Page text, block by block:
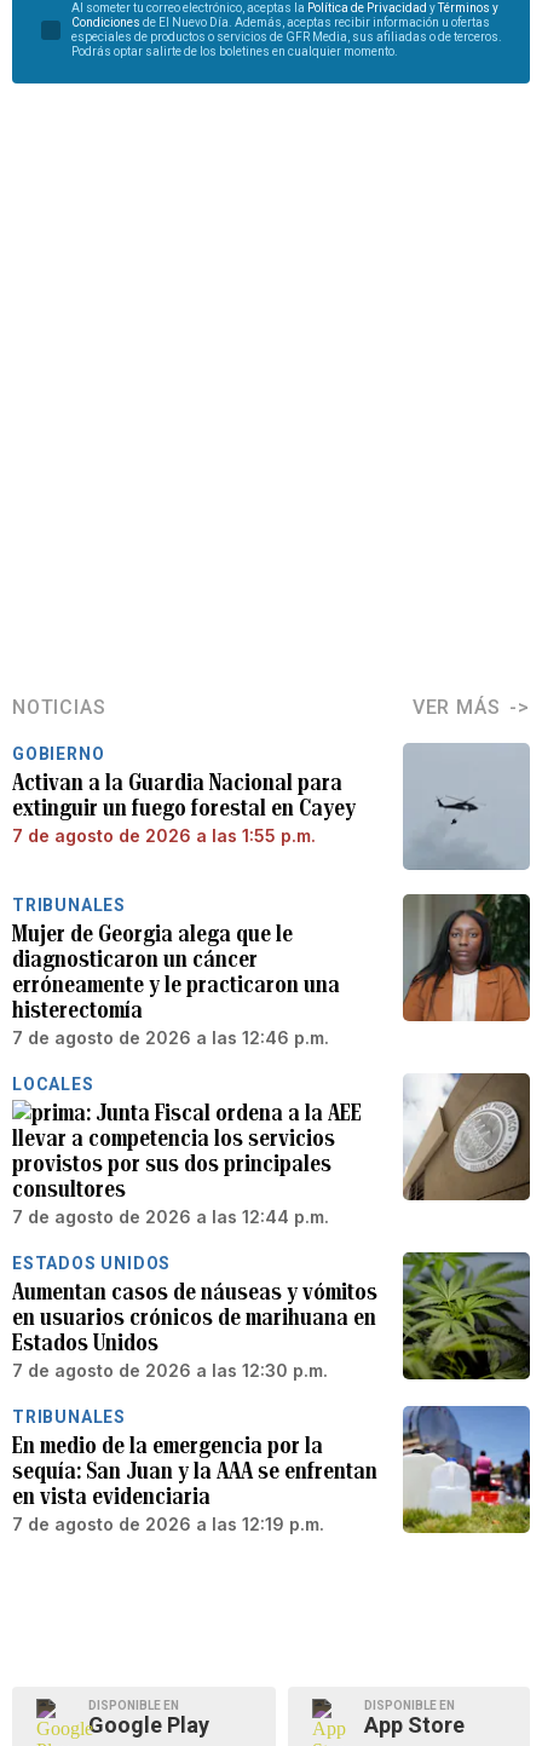
Al someter tu correo electrónico, aceptas la Política de Privacidad yTérminos y
Condiciones de El Nuevo Día. Además, aceptas recibir información u ofertas
especiales de productos o servicios de GFR Media, sus afiliadas o de terceros.
Podrás optar salirte de los boletines en cualquier momento.
NOTICIAS VER MÁS
GOBIERNO
Activan a la Guardia Nacional para
extinguir un fuego forestal en Cayey
7 de agosto de 2026 a las 1:55 p.m.
TRIBUNALES
Mujer de Georgia alega que le
diagnosticaron un cáncer
erróneamente y le practicaron una
histerectomía
7 de agosto de 2026 a las 12:46 p.m.
LOCALES
Junta Fiscal ordena a la AEE
llevar a competencia los servicios
provistos por sus dos principales
consultores
7 de agosto de 2026 a las 12:44 p.m.
ESTADOS UNIDOS
Aumentan casos de náuseas y vómitos
en usuarios crónicos de marihuana en
Estados Unidos
7 de agosto de 2026 a las 12:30 p.m.
TRIBUNALES
En medio de la emergencia por la
sequía: San Juan y la AAA se enfrentan
en vista evidenciaria
7 de agosto de 2026 a las 12:19 p.m.
DISPONIBLE EN
Google Play
DISPONIBLE EN
App Store